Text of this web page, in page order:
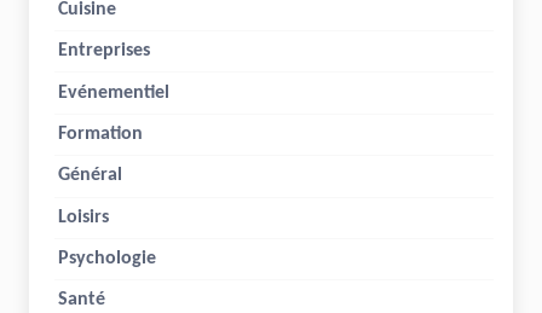
Cuisine
Entreprises
Evénementiel
Formation
Général
Loisirs
Psychologie
Santé